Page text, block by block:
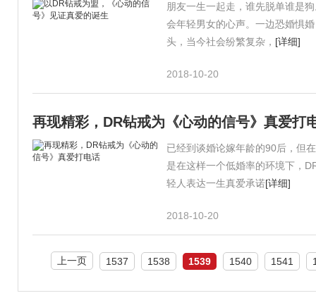
朋友一生一起走，谁先脱单谁是
会年轻男女的心声。一边恐婚惧
头，当今社会纷繁复杂， [详细]
2018-10-20
再现精彩，DR钻戒为《心动的信号》真爱打
已经到谈婚论嫁年龄的90后，但
是在这样一个低婚率的环境下，
轻人表达一生真爱承诺[详细]
2018-10-20
上一页 1537 1538 1539 1540 1541